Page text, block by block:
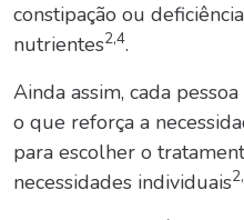
constipação ou
nutrientes2,4.
Ainda assim, cada
o que reforça a
para escolher o
necessidades individuais